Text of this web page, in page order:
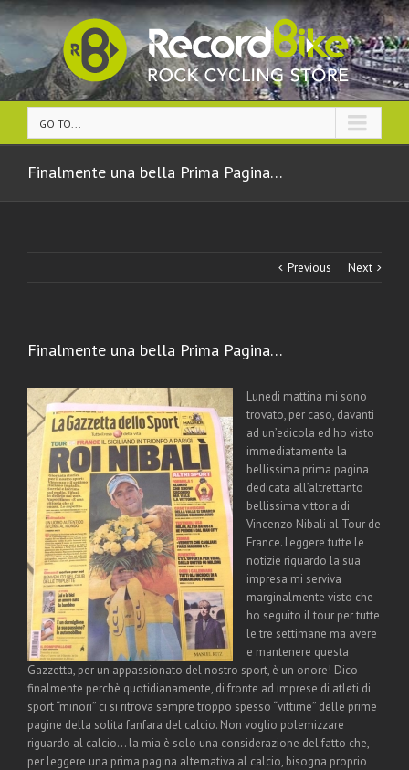
GO TO...
Finalmente una bella Prima Pagina…
Previous Next
Finalmente una bella Prima Pagina…
Lunedi mattina mi sono
trovato, per caso, davanti
ad un’edicola ed ho visto
immediatamente la
bellissima prima pagina
dedicata all’altrettanto
bellissima vittoria di
Vincenzo Nibali al Tour de
France. Leggere tutte le
notizie riguardo la sua
impresa mi serviva
marginalmente visto che
ho seguito il tour per tutte
le tre settimane ma avere
e mantenere questa
Gazzetta, per un appassionato del nostro sport, è un onore! Dico
finalmente perchè quotidianamente, di fronte ad imprese di atleti di
sport “minori” ci si ritrova sempre troppo spesso “vittime” delle prime
pagine della solita fanfara del calcio. Non voglio polemizzare
riguardo al calcio… la mia è solo una considerazione del fatto che,
per leggere una prima pagina alternativa al calcio, bisogna proprio